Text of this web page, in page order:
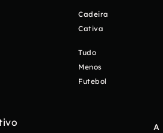
Cadeira
Cativa
Tudo
Menos
Futebol
A